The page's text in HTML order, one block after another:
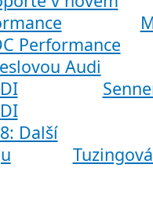
Performance